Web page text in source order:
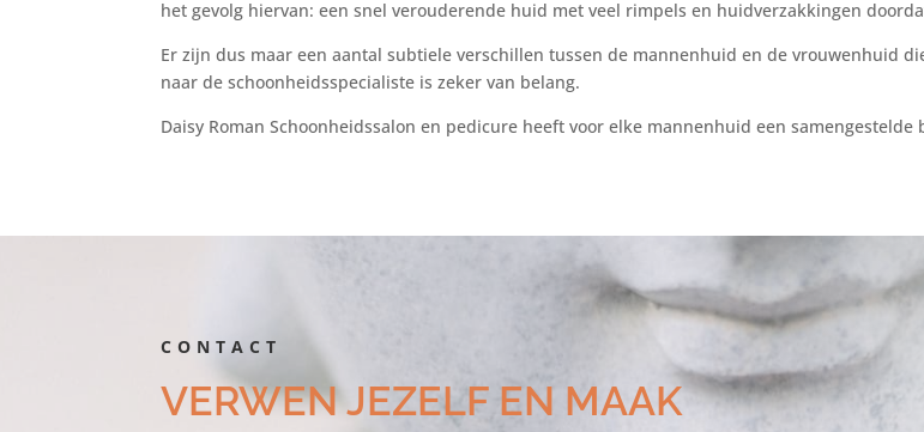
het gevolg hiervan: een snel verouderende huid met veel rimpels en huidverzakkingen
Er zijn dus maar een aantal subtiele verschillen tussen de mannenhuid en de vrouwenhuid
naar de schoonheidsspecialiste is zeker van belang.
Daisy Roman Schoonheidssalon en pedicure heeft voor elke mannenhuid een samengestelde
CONTACT
VERWEN JEZELF EN MAAK